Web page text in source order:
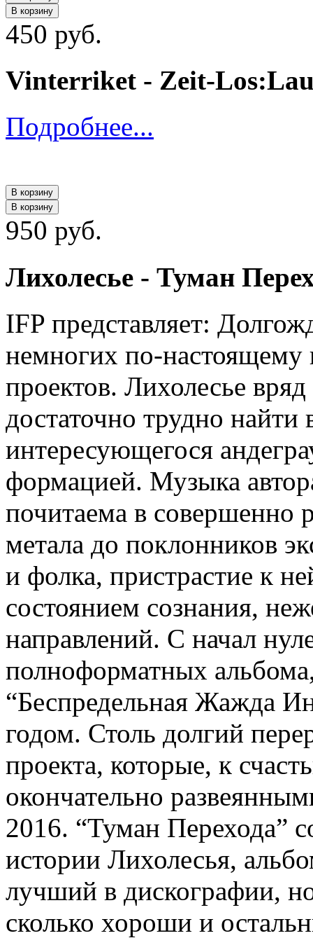
В корзину
450 руб.
Vinterriket - Zeit-
Подробнее...
В корзину
В корзину
950 руб.
Лихолесье - Туман
IFP представляет:
немногих по-настоящему
проектов. Лихолесье
достаточно трудно найти
интересующегося
формацией. Музыка
почитаема в совершенно
метала до поклонников
и фолка, пристрастие к
состоянием сознания,
направлений. С начал
полноформатных
“Беспредельная Жажда
годом. Столь долгий
проекта, которые, к
окончательно
2016. “Туман Перехода”
истории Лихолесья,
лучший в дискографии, но
сколько хороши и